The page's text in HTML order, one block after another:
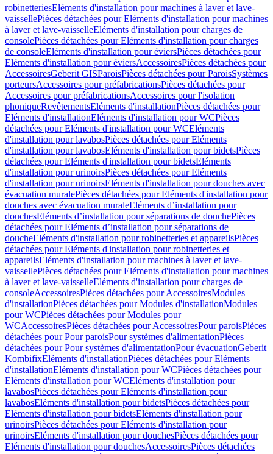
robinetteriesEléments d'installation pour machines à laver et lave-
vaissellePièces détachées pour Eléments d'installation pour machines
à laver et lave-vaisselleEléments d'installation pour charges de
consolePièces détachées pour Eléments d'installation pour charges
de consoleEléments d'installation pour éviersPièces détachées pour
Eléments d'installation pour éviersAccessoiresPièces détachées pour
AccessoiresGeberit GISParoisPièces détachées pour ParoisSystèmes
porteursAccessoires pour préfabricationsPièces détachées pour
Accessoires pour préfabricationsAccessoires pour l'isolation
phoniqueRevêtementsEléments d'installationPièces détachées pour
Eléments d'installationEléments d'installation pour WCPièces
détachées pour Eléments d'installation pour WCEléments
d'installation pour lavabosPièces détachées pour Eléments
d'installation pour lavabosEléments d'installation pour bidetsPièces
détachées pour Eléments d'installation pour bidetsEléments
d'installation pour urinoirsPièces détachées pour Eléments
d'installation pour urinoirsEléments d'installation pour douches avec
évacuation muralePièces détachées pour Eléments d'installation pour
douches avec évacuation muraleEléments d’installation pour
douchesEléments d’installation pour séparations de douchePièces
détachées pour Eléments d’installation pour séparations de
doucheEléments d'installation pour robinetteries et appareilsPièces
détachées pour Eléments d'installation pour robinetteries et
appareilsEléments d'installation pour machines à laver et lave-
vaissellePièces détachées pour Eléments d'installation pour machines
à laver et lave-vaisselleEléments d'installation pour charges de
consoleAccessoiresPièces détachées pour AccessoiresModules
d'installationPièces détachées pour Modules d'installationModules
pour WCPièces détachées pour Modules pour
WCAccessoiresPièces détachées pour AccessoiresPour paroisPièces
détachées pour Pour paroisPour systèmes d'alimentationPièces
détachées pour Pour systèmes d'alimentationPour évacuationGeberit
KombifixEléments d'installationPièces détachées pour Eléments
d'installationEléments d'installation pour WCPièces détachées pour
Eléments d'installation pour WCEléments d'installation pour
lavabosPièces détachées pour Eléments d'installation pour
lavabosEléments d'installation pour bidetsPièces détachées pour
Eléments d'installation pour bidetsEléments d'installation pour
urinoirsPièces détachées pour Eléments d'installation pour
urinoirsEléments d'installation pour douchesPièces détachées pour
Eléments d'installation pour douchesAccessoiresPièces détachées